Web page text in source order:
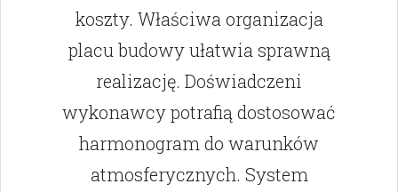
koszty. Właściwa organizacja
placu budowy ułatwia sprawną
realizację. Doświadczeni
wykonawcy potrafią dostosować
harmonogram do warunków
atmosferycznych. System